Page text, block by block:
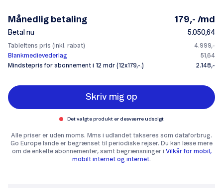
Månedlig betaling 179,- /md
Betal nu 5.050,64
Tablettens pris (inkl. rabat)
4.999,-
Blankmedievederlag
51,64
Mindstepris for abonnement i 12 mdr (12x179,-.)
2.148,-
Skriv mig op
Det valgte produkt er desværre udsolgt
Alle priser er uden moms. Mms i udlandet takseres som dataforbrug.
Go Europe lande er begrænset til periodiske rejser. Du kan læse mere
om de enkelte abonnementer, samt begrænsninger i Vilkår for mobil,
mobilt internet og internet.